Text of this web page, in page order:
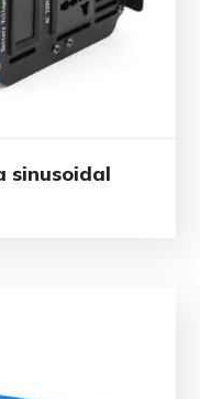
sinusoidal